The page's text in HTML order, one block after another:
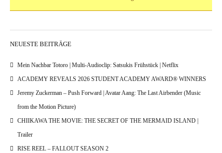
NEUESTE BEITRÄGE
Mein Nachbar Totoro | Multi-Audioclip: Satsukis Frühstück | Netflix
ACADEMY REVEALS 2026 STUDENT ACADEMY AWARD® WINNERS
Jeremy Zuckerman – Push Forward | Avatar Aang: The Last Airbender (Music
from the Motion Picture)
CHIIKAWA THE MOVIE: THE SECRET OF THE MERMAID ISLAND |
Trailer
RISE REEL – FALLOUT SEASON 2